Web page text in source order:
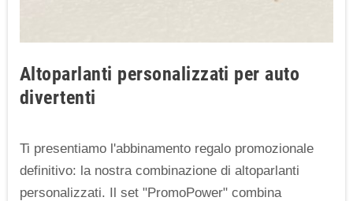
Altoparlanti personalizzati per auto
divertenti
Ti presentiamo l'abbinamento regalo promozionale
definitivo: la nostra combinazione di altoparlanti
personalizzati. Il set "PromoPower" combina